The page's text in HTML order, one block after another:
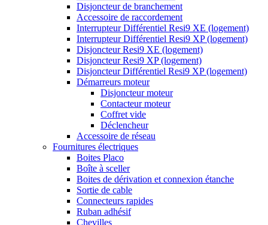
Disjoncteur de branchement
Accessoire de raccordement
Interrupteur Différentiel Resi9 XE (logement)
Interrupteur Différentiel Resi9 XP (logement)
Disjoncteur Resi9 XE (logement)
Disjoncteur Resi9 XP (logement)
Disjoncteur Différentiel Resi9 XP (logement)
Démarreurs moteur
Disjoncteur moteur
Contacteur moteur
Coffret vide
Déclencheur
Accessoire de réseau
Fournitures électriques
Boites Placo
Boîte à sceller
Boites de dérivation et connexion étanche
Sortie de cable
Connecteurs rapides
Ruban adhésif
Chevilles